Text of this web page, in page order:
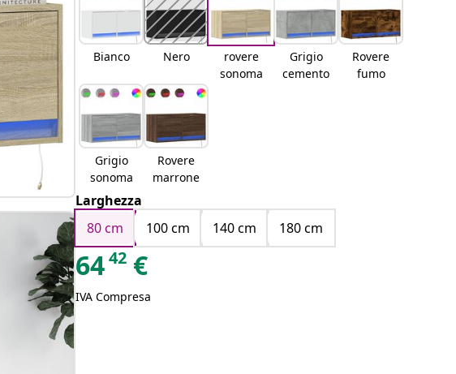
Bianco Nero
rovere
sonoma
Grigio
cemento
Rovere
fumo
Grigio
sonoma
Rovere
marrone
Larghezza
80 cm
100 cm 140 cm 180 cm
6442 €
IVA Compresa